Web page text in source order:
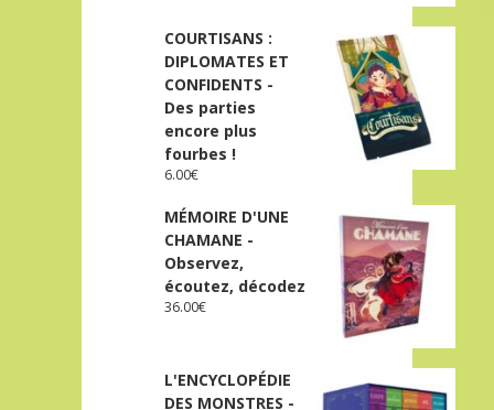
COURTISANS :
DIPLOMATES ET
CONFIDENTS -
Des parties
encore plus
fourbes !
6.00€
MÉMOIRE D'UNE
CHAMANE -
Observez,
écoutez, décodez
36.00€
L'ENCYCLOPÉDIE
DES MONSTRES -